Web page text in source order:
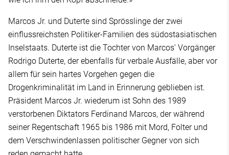
Marcos Jr. und Duterte sind Sprösslinge der zwei
einflussreichsten Politiker-Familien des südostasiatischen
Inselstaats. Duterte ist die Tochter von Marcos‘ Vorgänger
Rodrigo Duterte, der ebenfalls für verbale Ausfälle, aber vor
allem für sein hartes Vorgehen gegen die
Drogenkriminalität im Land in Erinnerung geblieben ist.
Präsident Marcos Jr. wiederum ist Sohn des 1989
verstorbenen Diktators Ferdinand Marcos, der während
seiner Regentschaft 1965 bis 1986 mit Mord, Folter und
dem Verschwindenlassen politischer Gegner von sich